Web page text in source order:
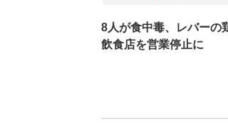
8人が食中毒、レバー
飲食店を営業停止に